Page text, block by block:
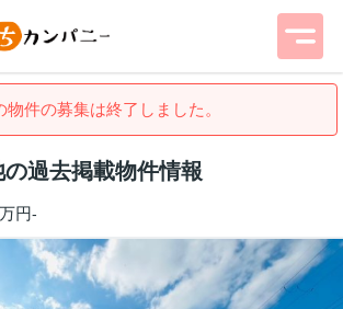
物件の募集は終了しました。
過去掲載物件情報
万円-